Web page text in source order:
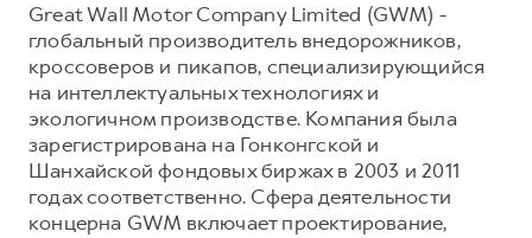
Great Wall Motor Company Limited (GWM) -
глобальный производитель внедорожников,
кроссоверов и пикапов, специализирующийся
на интеллектуальных технологиях и
экологичном производстве. Компания была
зарегистрирована на Гонконгской и
Шанхайской фондовых биржах в 2003 и 2011
годах соответственно. Сфера деятельности
концерна GWM включает проектирование,